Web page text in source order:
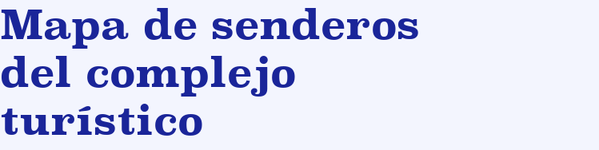
Mapa de senderos
del complejo
turístico